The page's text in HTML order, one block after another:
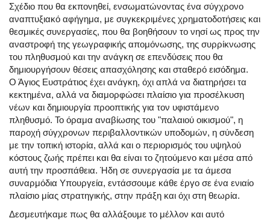
Σχέδιο που θα εκπονηθεί, ενσωματώνοντας ένα σύγχρονο
αναπτυξιακό αφήγημα, με συγκεκριμένες χρηματοδοτήσεις και
θεσμικές συνεργασίες, που θα βοηθήσουν το νησί ως προς την
αναστροφή της γεωγραφικής απομόνωσης, της συρρίκνωσης
του πληθυσμού και την ανάγκη σε επενδύσεις που θα
δημιουργήσουν θέσεις απασχόλησης και σταθερό εισόδημα.
Ο Άγιος Ευστράτιος έχει ανάγκη, όχι απλά να διατηρήσει τα
κεκτημένα, αλλά να διαμορφώσει πλαίσιο για προσέλκυση
νέων και δημιουργία προοπτικής για τον υφιστάμενο
πληθυσμό. Το όραμα αναβίωσης του "παλαιού οικισμού", η
παροχή σύγχρονων περιβαλλοντικών υποδομών, η σύνδεση
με την τοπική ιστορία, αλλά και ο περιορισμός του υψηλού
κόστους ζωής πρέπει και θα είναι το ζητούμενο και μέσα από
αυτή την προσπάθεια. Ήδη σε συνεργασία με τα άμεσα
συναρμόδια Υπουργεία, εντάσσουμε κάθε έργο σε ένα ενιαίο
πλαίσιο μίας στρατηγικής, στην πράξη και όχι στη θεωρία.
Δεσμευτήκαμε πως θα αλλάξουμε το μέλλον και αυτό